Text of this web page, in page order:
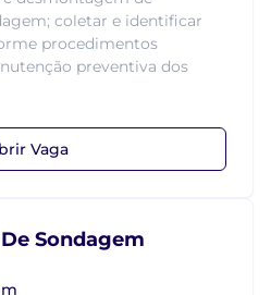
coletar e identificar
procedimentos
preventiva dos
Vaga
Sondagem